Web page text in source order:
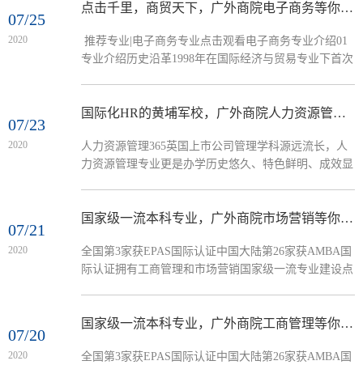
07/25
2020
点击千里，商贸天下，广外商院电子商务等你来！
推荐专业|电子商务专业点击观看电子商务专业介绍01
专业介绍历史沿革1998年在国际经济与贸易专业下首次
管理专业合并成现电子商务专业。现在的电子商务专业
晰的人才培养目标，拥有高水平的团队队伍和良好的就
业前景，是青年学子实现自己人生梦想的启航点。2014
07/23
2020
国际化HR的黄埔军校，广外商院人力资源管理等你来！
人力资源管理365英国上市公司管理学科源远流长，人
力资源管理专业更是办学历史悠久、特色鲜明、成效显
与社会责任》评为教育部视频公开课程，《人力资源管
2018、2019年“全球化商科人才“4+2”培养模式的构建与
实践”、“国际认证驱动的国际化管理人才培养模式构建
07/21
2020
国家级一流本科专业，广外商院市场营销等你来！
全国第3家获EPAS国际认证中国大陆第26家获AMBA国
际认证拥有工商管理和市场营销国家级一流专业建设点
理论实践结合的国家一流专业。1 专业介绍市场营销专
现了从校级扶持学科（1996年）、校级重点学科（1998
07/20
2020
国家级一流本科专业，广外商院工商管理等你来！
全国第3家获EPAS国际认证中国大陆第26家获AMBA国